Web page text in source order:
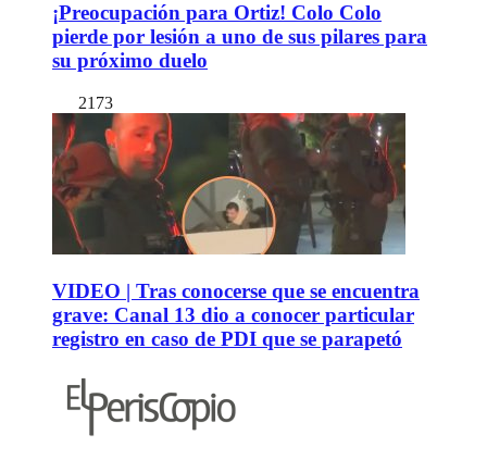
¡Preocupación para Ortiz! Colo Colo
pierde por lesión a uno de sus pilares para
su próximo duelo
2173
VIDEO | Tras conocerse que se encuentra
grave: Canal 13 dio a conocer particular
registro en caso de PDI que se parapetó